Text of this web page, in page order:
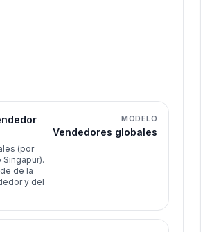
(por
de la
y del
MODELO
Vendedores globales